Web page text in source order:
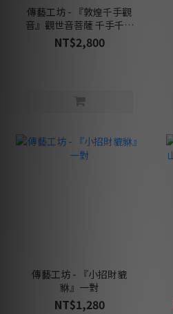
傳藝工坊 - 『敦煌千手觀
音』觀世音菩薩 千手千眼
敦煌
NT$2,800
傳藝工坊 - 『小招財貔
貅』一對
NT$1,280